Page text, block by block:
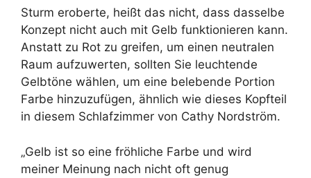
Sturm eroberte, heißt das nicht, dass dasselbe
Konzept nicht auch mit Gelb funktionieren kann.
Anstatt zu Rot zu greifen, um einen neutralen
Raum aufzuwerten, sollten Sie leuchtende
Gelbtöne wählen, um eine belebende Portion
Farbe hinzuzufügen, ähnlich wie dieses Kopfteil
in diesem Schlafzimmer von Cathy Nordström.
„Gelb ist so eine fröhliche Farbe und wird
meiner Meinung nach nicht oft genug